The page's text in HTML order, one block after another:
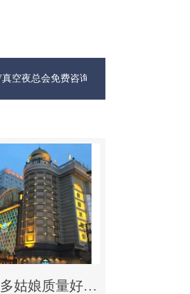
费咨询1312 0333301微信同步！
陵水妹子最多姑娘质量好的真空夜总会KTV-伯爵会所KTV消费点评